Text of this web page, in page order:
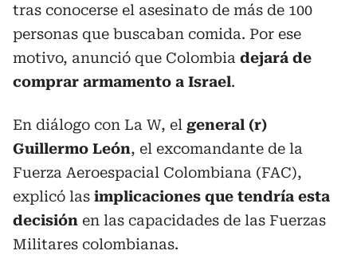
tras conocerse el asesinato de más de 100
personas que buscaban comida. Por ese
motivo, anunció que Colombia dejará de
comprar armamento a Israel.
En diálogo con La W, el general (r)
Guillermo León, el excomandante de la
Fuerza Aeroespacial Colombiana (FAC),
explicó las implicaciones que tendría esta
decisión en las capacidades de las Fuerzas
Militares colombianas.